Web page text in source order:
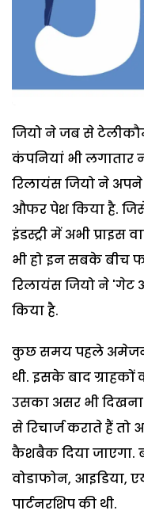
जियो ने जब से
कंपनियां भी
रिलायंस जियो ने अपने
औफर पेश किया है.
इंडस्ट्री में अभी प्राइस
भी हो इन सबके बीच
रिलायंस जियो ने
किया है.
कुछ समय पहले अमेजन
थी. इसके बाद
उसका असर भी
से रिचार्ज कराते हैं
कैशबैक दिया जाएगा.
वोडाफोन, आइडिया,
पार्टनरशिप की थी.